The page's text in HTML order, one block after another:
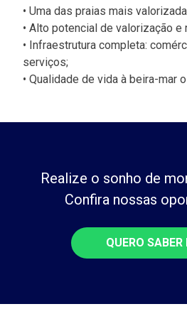
• Uma das praias mais
• Alto potencial de valorização e
• Infraestrutura completa:
serviços;
• Qualidade de vida à beira-mar
Realize o sonho de
Confira nossas
QUERO SABER